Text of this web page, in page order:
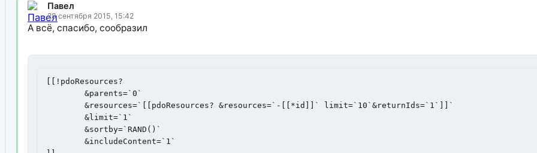
Павел
28 сентября 2015, 15:42
А всё, спасибо, сообразил
[[!pdoResources?